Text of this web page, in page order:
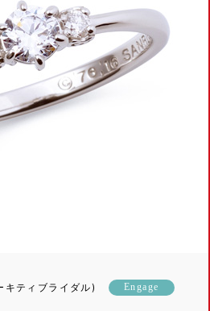
ティブライダル) Engage